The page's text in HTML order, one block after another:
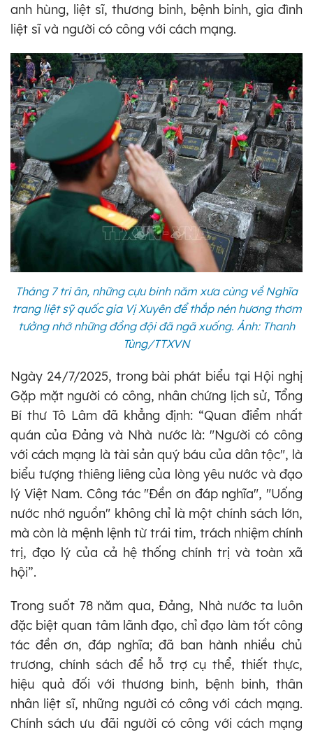
anh hùng, liệt sĩ, thương binh, bệnh binh, gia đình
liệt sĩ và người có công với cách mạng.
Tháng 7 tri ân, những cựu binh năm xưa cùng về Nghĩa
trang liệt sỹ quốc gia Vị Xuyên để thắp nén hương thơm
tưởng nhớ những đồng đội đã ngã xuống. Ảnh: Thanh
Tùng/TTXVN
Ngày 24/7/2025, trong bài phát biểu tại Hội nghị
Gặp mặt người có công, nhân chứng lịch sử, Tổng
Bí thư Tô Lâm đã khẳng định: “Quan điểm nhất
quán của Đảng và Nhà nước là: "Người có công
với cách mạng là tài sản quý báu của dân tộc", là
biểu tượng thiêng liêng của lòng yêu nước và đạo
lý Việt Nam. Công tác "Đền ơn đáp nghĩa", "Uống
nước nhớ nguồn" không chỉ là một chính sách lớn,
mà còn là mệnh lệnh từ trái tim, trách nhiệm chính
trị, đạo lý của cả hệ thống chính trị và toàn xã
hội”.
Trong suốt 78 năm qua, Đảng, Nhà nước ta luôn
đặc biệt quan tâm lãnh đạo, chỉ đạo làm tốt công
tác đền ơn, đáp nghĩa; đã ban hành nhiều chủ
trương, chính sách để hỗ trợ cụ thể, thiết thực,
hiệu quả đối với thương binh, bệnh binh, thân
nhân liệt sĩ, những người có công với cách mạng.
Chính sách ưu đãi người có công với cách mạng